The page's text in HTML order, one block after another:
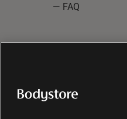
— FAQ